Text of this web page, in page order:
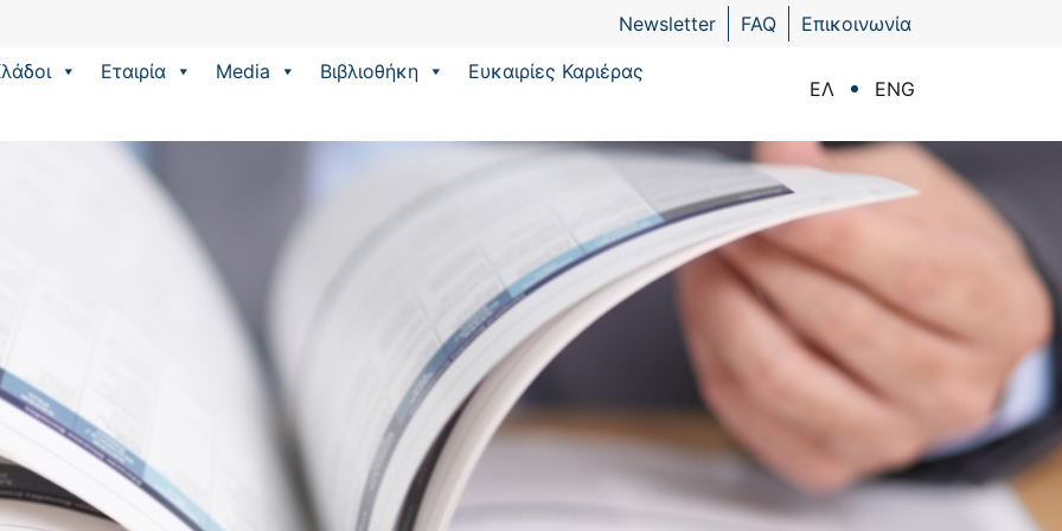
Newsletter FAQ Επικοινωνία
Εταιρία Media Βιβλιοθήκη Eυκαιρίες Καριέρας
ΕΛ ENG